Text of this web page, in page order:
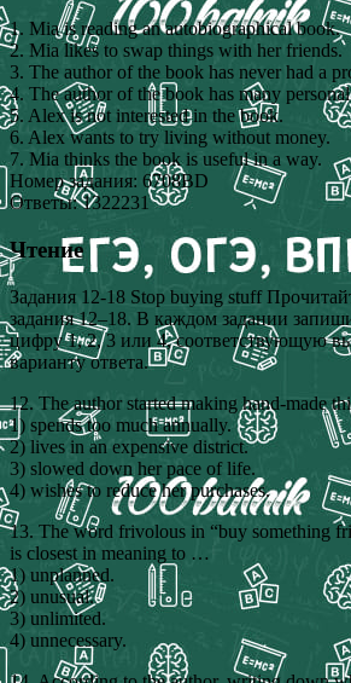
1. Mia is reading an autobiographical book.
2. Mia likes to swap things with her friends.
3. The author of the book has never had a
4. The author of the book has many
5. Alex is not interested in the book.
6. Alex wants to try living without money.
7. Mia thinks the book is useful in a way.
Номер задания: 6708BD
Ответы: 1322231
Чтение
Задания 12-18 Stop buying stuff
задания 12–18. В каждом задании
цифру 1, 2, 3 или 4, соответствующую
варианту ответа.
12. The author started making hand-made
1) spends too much annually.
2) lives in an expensive district.
3) slowed down her pace of life.
4) wishes to reduce her purchases.
13. The word frivolous in “buy something
is closest in meaning to …
1) unplanned.
2) unusual.
3) unlimited.
4) unnecessary.